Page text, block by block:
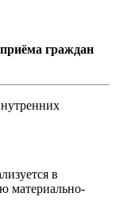
граждан
в
материально-